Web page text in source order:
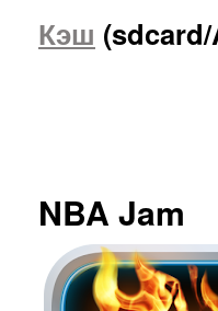
Кэш
NBA Jam